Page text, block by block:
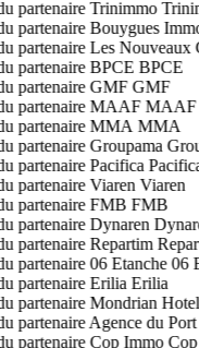
BPCE
GMF
MAAF
MMA
Pacifica
Viaren
FMB
06
Erilia
Cop